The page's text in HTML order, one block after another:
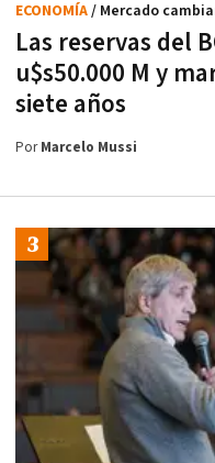
Las reservas del
u$s50.000 M y
siete años
ECONOMÍA/ Mercado
PorMarcelo Mussi